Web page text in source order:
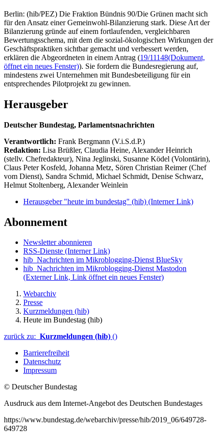
Berlin: (hib/PEZ) Die Fraktion Bündnis 90/Die Grünen macht sich
für den Ansatz einer Gemeinwohl-Bilanzierung stark. Diese Art der
Bilanzierung gründe auf einem fortlaufenden, vergleichbaren
Bewertungsschema, mit dem die sozial-ökologischen Wirkungen der
Geschäftspraktiken sichtbar gemacht und verbessert werden,
erklären die Abgeordneten in einem Antrag (19/11148(Dokument,
öffnet ein neues Fenster)). Sie fordern die Bundesregierung auf,
mindestens zwei Unternehmen mit Bundesbeteiligung für ein
entsprechendes Pilotprojekt zu gewinnen.
Herausgeber
Deutscher Bundestag, Parlamentsnachrichten
Verantwortlich: Frank Bergmann (V.i.S.d.P.)
Redaktion: Lisa Brüßler, Claudia Heine, Alexander Heinrich
(stellv. Chefredakteur), Nina Jeglinski, Susanne Ködel (Volontärin),
Claus Peter Kosfeld, Johanna Metz, Sören Christian Reimer (Chef
vom Dienst), Sandra Schmid, Michael Schmidt, Denise Schwarz,
Helmut Stoltenberg, Alexander Weinlein
Herausgeber "heute im bundestag" (hib) (Interner Link)
Abonnement
Newsletter abonnieren
RSS-Dienste (Interner Link)
hib_Nachrichten im Mikroblogging-Dienst BlueSky
hib_Nachrichten im Mikroblogging-Dienst Mastodon
(Externer Link, Link öffnet ein neues Fenster)
Webarchiv
Presse
Kurzmeldungen (hib)
Heute im Bundestag (hib)
zurück zu: Kurzmeldungen (hib) ()
Barrierefreiheit
Datenschutz
Impressum
© Deutscher Bundestag
Ausdruck aus dem Internet-Angebot des Deutschen Bundestages
https://www.bundestag.de/webarchiv/presse/hib/2019_06/649728-
649728